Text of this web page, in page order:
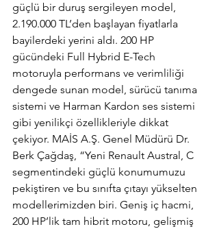
güçlü bir duruş sergileyen model,
2.190.000 TL’den başlayan fiyatlarla
bayilerdeki yerini aldı. 200 HP
gücündeki Full Hybrid E-Tech
motoruyla performans ve verimliliği
dengede sunan model, sürücü tanıma
sistemi ve Harman Kardon ses sistemi
gibi yenilikçi özellikleriyle dikkat
çekiyor. MAİS A.Ş. Genel Müdürü Dr.
Berk Çağdaş, “Yeni Renault Austral, C
segmentindeki güçlü konumumuzu
pekiştiren ve bu sınıfta çıtayı yükselten
modellerimizden biri. Geniş iç hacmi,
200 HP’lik tam hibrit motoru, gelişmiş